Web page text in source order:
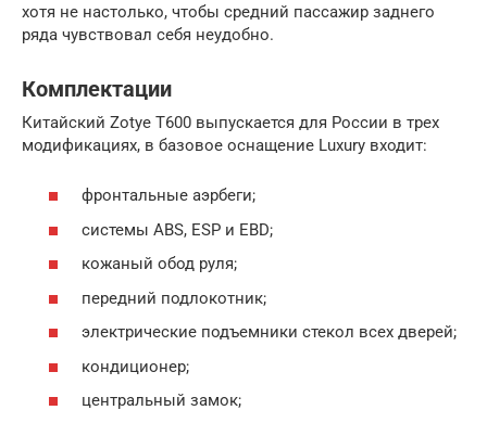
хотя не настолько, чтобы средний пассажир заднего
ряда чувствовал себя неудобно.
Комплектации
Китайский Zotye T600 выпускается для России в трех
модификациях, в базовое оснащение Luxury входит:
фронтальные аэрбеги;
системы ABS, ESP и EBD;
кожаный обод руля;
передний подлокотник;
электрические подъемники стекол всех дверей;
кондиционер;
центральный замок;